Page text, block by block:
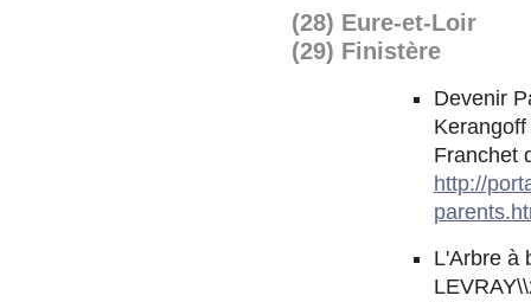
(28) Eure-et-Loir
(29) Finistère
Devenir
Franchet
http://
L'Arbre à